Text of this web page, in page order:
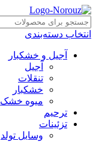
انتخاب دسته‌بندی
آجیل و خشکبار
آجیل
تنقلات
خشکبار
میوه خشک
ترحیم
تزئینات
وسایل تولد